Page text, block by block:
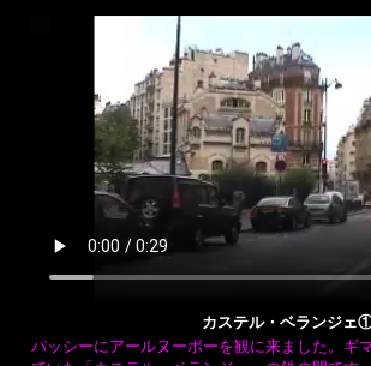
カステル・ベランジェ
パッシーにアールヌーボーを観に来ました。ギ